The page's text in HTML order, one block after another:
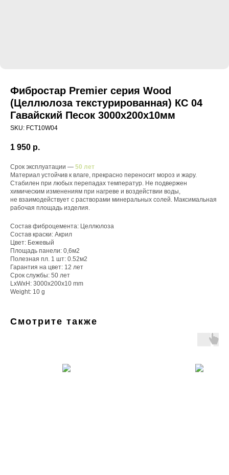
Фибростар Premier серия Wood
(Целлюлоза текстурированная) КС 04
Гавайский Песок 3000х200х10мм
SKU: FCT10W04
1 950 р.
Срок эксплуатации — 50 лет
Материал устойчив к влаге, прекрасно переносит мороз и жару.
Стабилен при любых перепадах температур. Не подвержен
химическим изменениям при нагреве и воздействии воды,
не взаимодействует с растворами минеральных солей. Максимальная
рабочая площадь изделия.
Состав фиброцемента: Целлюлоза
Состав краски: Акрил
Цвет: Бежевый
Площадь панели: 0,6м2
Полезная пл. 1 шт: 0.52м2
Гарантия на цвет: 12 лет
Срок службы: 50 лет
LxWxH: 3000x200x10 mm
Weight: 10 g
Смотрите также